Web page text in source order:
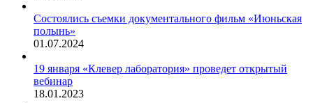
Состоялись съемки документального фильм «Июньская
полынь»
01.07.2024
19 января «Клевер лаборатория» проведет открытый
вебинар
18.01.2023